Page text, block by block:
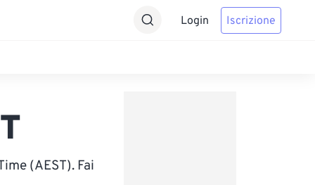
Login Iscrizione
(AEST). Fai